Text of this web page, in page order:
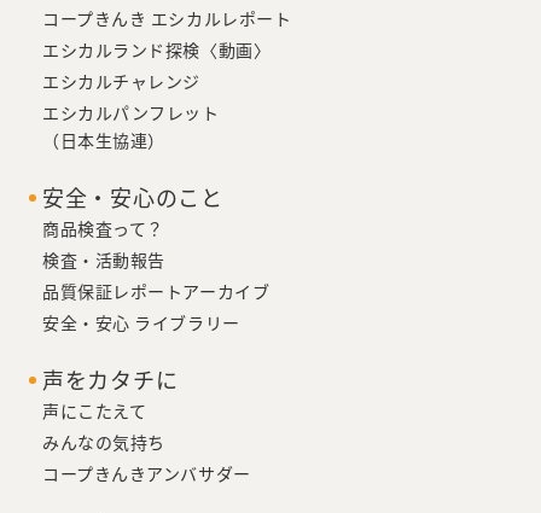
コープきんき エシカルレポート
エシカルランド探検〈動画〉
エシカルチャレンジ
エシカルパンフレット
（日本生協連）
安全・安心のこと
商品検査って？
検査・活動報告
品質保証レポートアーカイブ
安全・安心 ライブラリー
声をカタチに
声にこたえて
みんなの気持ち
コープきんきアンバサダー